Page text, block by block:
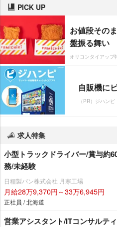
PICK UP
お値段その
盤振る舞い
オリコンタイアップ
自販機に
（PR）ジハンピ
求人特集
小型トラックドライバー/賞与約
務/未経験
日糧製パン株式会社 月寒工場
月給28万9,370円～33万6,945円
正社員 / 北海道
営業アシスタント/ITコンサルテ